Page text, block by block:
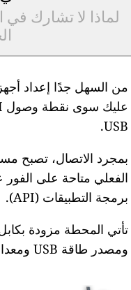
لماذا لا تشارك في
USB.
بمجرد الاتصال، تصبح
الفعلي متاحة على
برمجة التطبيقات (API).
ومصدر طاقة USB ومعدات تركيب ولوحة شمسية اختيارية.